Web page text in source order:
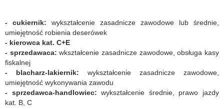
- cukiernik: wykształcenie zasadnicze zawodowe lub średnie,
umiejętność robienia deserówek
- kierowca kat. C+E
- sprzedawaca: wkształcenie zasadnicze zawodowe, obsługa kasy
fiskalnej
- blacharz-lakiernik: wykształcenie zasadnicze zawodowe,
umiejętność wykonywania zawodu
- sprzedawca-handlowiec: wykształcenie średnie, prawo jazdy
kat. B, C